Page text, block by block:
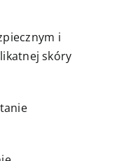
i
skóry